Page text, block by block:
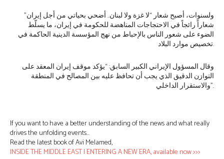
ولسنوات، أصبح شعار “لا غزة ولا لبنان.. أضحي بحياتي من أجل إيران”
شعاراً رائجاً في الاحتجاجات المناهضة للحكومة في إيران، ما يسلّط
الضوء على شعور الناس بالإحباط من نهج المؤسسة الدينية الحاكمة في
تخصيص موارد البلاد.
وقال المسؤول الإيراني الكبير السابق: “يؤكد موقف إيران المعقد على
التوازن الدقيق الذي يجب أن تحافظ عليه بين المصالح في المنطقة
والاستقرار الداخلي”.
If you want to have a better understanding of the news and what really
drives the unfolding events…
Read the latest book of Avi Melamed,
INSIDE THE MIDDLE EAST | ENTERING A NEW ERA, available now >>>